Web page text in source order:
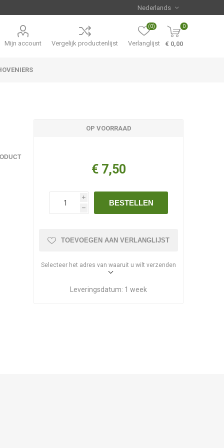
Mijn account Vergelijk productenlijst Verlanglijst
(0) 0
€ 0,00
OP VOORRAAD
€ 7,50
i
h
BESTELLEN
TOEVOEGEN AAN VERLANGLIJST
Selecteer het adres van waaruit u wilt verzenden
Leveringsdatum: 1 week